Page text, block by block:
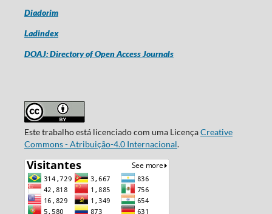
Diadorim
Ladindex
DOAJ: Directory of Open Access Journals
Este trabalho está licenciado com uma LicençaCreative
Commons - Atribuição-4.0 Internacional.